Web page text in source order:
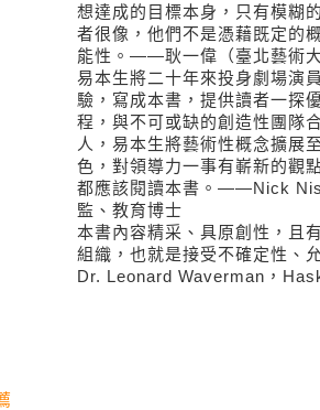
想達成的目標本身，只有模糊
者很像，他們不是憑藉既定的
能性。——耿一偉（臺北藝術大
易本生將二十年來投身劇場演
驗，寫成本書，提供讀者一探
程，與不可或缺的創造性團隊
人，易本生將藝術性概念擴展
色，對領導力一事有嶄新的觀
都應該閱讀本書。——Nick
監、教育博士
本書內容精采、具原創性，且
組織，也就是接受不確定性、
Dr. Leonard Waverman，